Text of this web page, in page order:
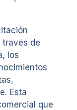
través de
los
Esta
que